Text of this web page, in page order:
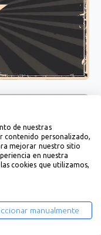
de nuestras
contenido personalizado,
mejorar nuestro sitio
en nuestra
cookies que utilizamos,
manualmente